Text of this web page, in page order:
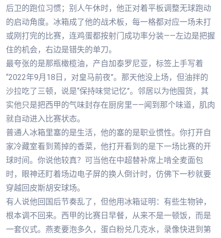
后卫的跑位习惯；别人午休时，他正对着平板调整无球跑动
的启动角度。冰箱成了他的战术板，每一格都对应一场未打
或刚打完的比赛，连鸡蛋都按射门成功率分装——左边是把握
住的机会，右边是错失的单刀。
最夸张的是那瓶橄榄油，产自加泰罗尼亚，标签上手写着
“2022年9月18日，对皇马前夜”。那天他没上场，但油拌的
沙拉吃了三顿，说是“保持味觉记忆”。邻居以为他囤货，其
实他只是把西甲的气味封存在厨房里——闻到那个味道，肌肉
就自动进入比赛状态。
普通人冰箱里塞的是生活，他的塞的是职业惯性。你打开自
家冷藏室看到蔫掉的香菜，他打开看到的是下一场比赛的开
球时间。你说他较真？可当他在中超替补席上啃全麦面包
时，眼神还盯着场边电子屏的换人倒计时，仿佛下一秒就要
穿越回皮斯胡安球场。
有人说他回国后节奏乱了，但他用冰箱证明：有些生物钟，
根本调不回来。西甲的比赛日早餐，从来不是一顿饭，而是
一套仪式。燕麦要泡多久，蛋白粉兑几克水，录像快进到第